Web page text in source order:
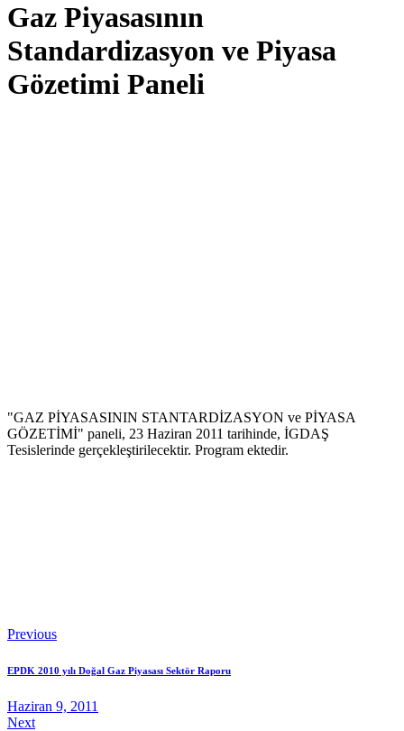
Gaz Piyasasının
Standardizasyon ve Piyasa
Gözetimi Paneli
"GAZ PİYASASININ STANTARDİZASYON ve PİYASA
GÖZETİMİ" paneli, 23 Haziran 2011 tarihinde, İGDAŞ
Tesislerinde gerçekleştirilecektir. Program ektedir.
Previous
EPDK 2010 yılı Doğal Gaz Piyasası Sektör Raporu
Haziran 9, 2011
Next